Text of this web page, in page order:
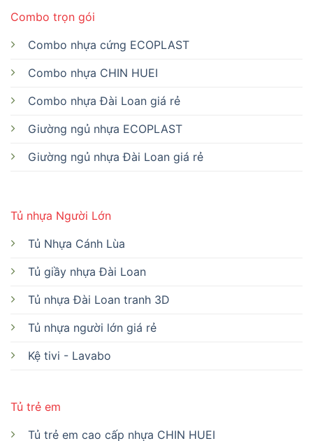
Tủ nhựa Người Lớn
Tủ Nhựa Cánh Lùa
Tủ giầy nhựa Đài Loan
Tủ nhựa Đài Loan tranh 3D
Tủ nhựa người lớn giá rẻ
Kệ tivi - Lavabo
Tủ trẻ em
Tủ trẻ em cao cấp nhựa CHIN HUEI
Combo trọn gói
Combo nhựa cứng ECOPLAST
Combo nhựa CHIN HUEI
Combo nhựa Đài Loan giá rẻ
Giường ngủ nhựa ECOPLAST
Giường ngủ nhựa Đài Loan giá rẻ